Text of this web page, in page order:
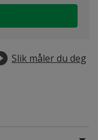
Slik måler du deg